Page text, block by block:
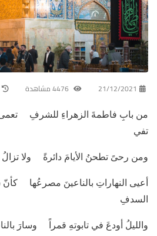
21/12/2021
من بابِ فاطمةَ الزهراءِ للشرفِ تعمى
تفي
ومن رحىً تطحنُ الأيامَ دائرةً ولا تزالُ
أعيى النهاراتِ بالناعينَ مصرعُها
السدفِ
والليلُ أودعَ في تابوتهِ قمراً وسارَ